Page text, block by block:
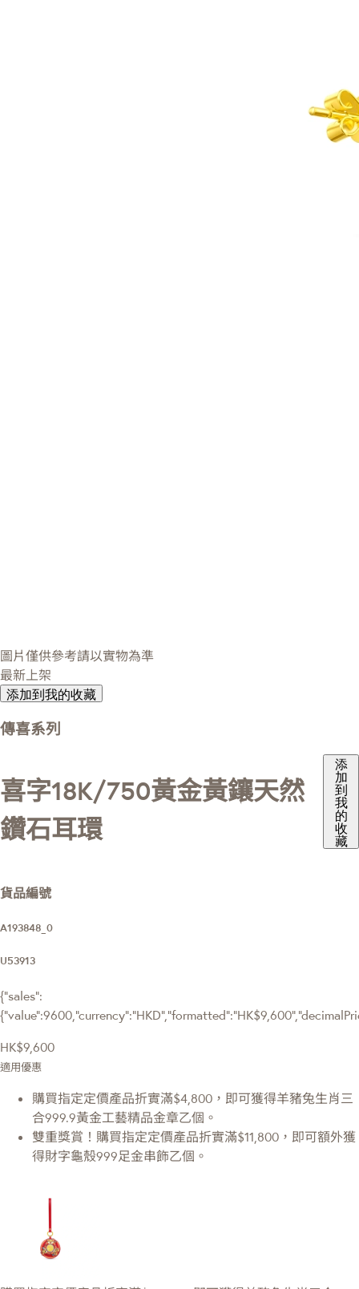
圖片僅供參考請以實物為準
最新上架
添加到我的收藏
傳喜系列
喜字18K/750黃金黃鑲天然
鑽石耳環
添
加
到
我
的
收
藏
貨品編號
A193848_0
U53913
{"sales":
HK$9,600
適用優惠
購買指定定價產品折實滿$4,800，即可獲得羊豬兔生肖三
合999.9黃金工藝精品金章乙個。
雙重獎賞！購買指定定價產品折實滿$11,800，即可額外獲
得財字龜殼999足金串飾乙個。